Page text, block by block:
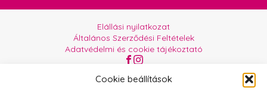
Cookie beállítások
Elállási nyilatkozat
Általános Szerződési Feltételek
Adatvédelmi és cookie tájékoztató